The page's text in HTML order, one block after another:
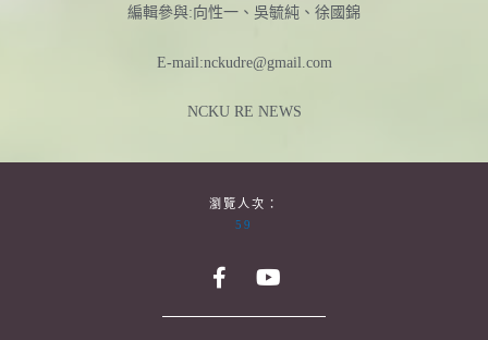
編輯參與:向性一、吳毓純、徐國錦
E-mail:nckudre@gmail.com
NCKU RE NEWS
瀏覽人次：
59